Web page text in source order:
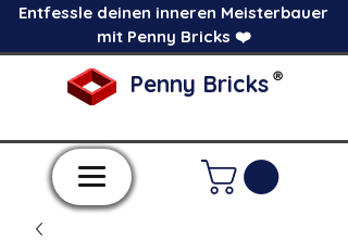
Entfessle deinen inneren Meisterbauer
mit Penny Bricks ❤️
Penny Bricks ®